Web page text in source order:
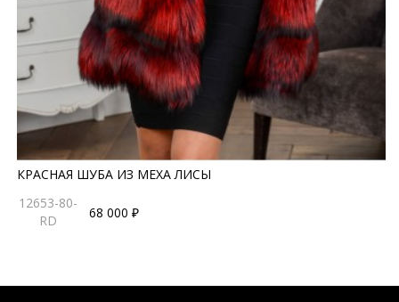
КРАСНАЯ ШУБА ИЗ МЕХА ЛИСЫ
12653-80-
RD
68 000 ₽